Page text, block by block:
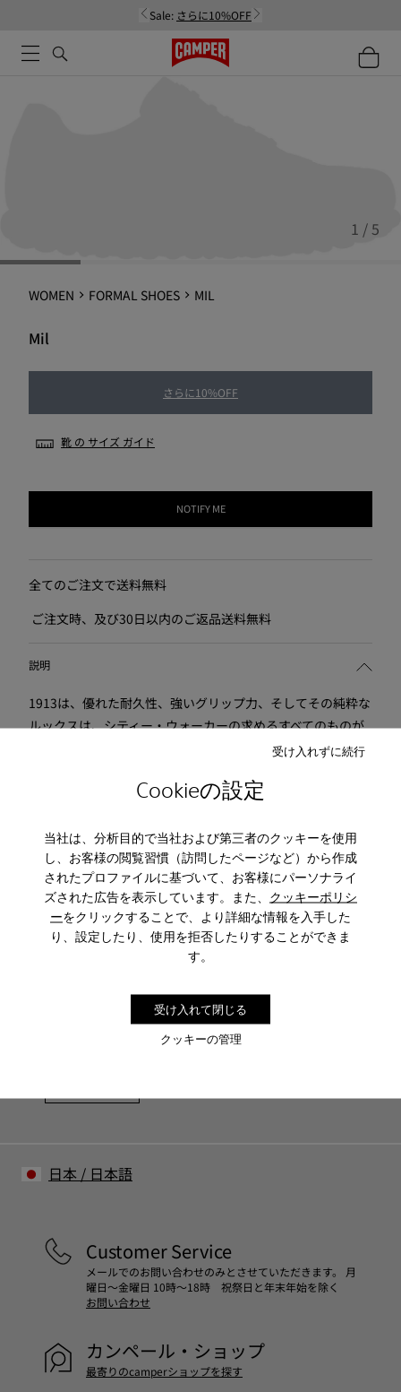
Cookieの設定
当社は、分析目的で当社および第三者のクッキーを使用
し、お客様の閲覧習慣（訪問したページなど）から作成
されたプロファイルに基づいて、お客様にパーソナライ
ズされた広告を表示しています。また、 クッキーポリシ
ーをクリックすることで、より詳細な情報を入手した
り、設定したり、使用を拒否したりすることができま
す。
クッキーの管理
受け入れずに続行
受け入れて閉じる
Sale: さらに10%OFF
1 / 5
WOMEN FORMAL SHOES MIL
Mil
さらに10%OFF
靴 の サイズ ガイド
NOTIFY ME
全てのご注文で送料無料
ご注文時、及び30日以内のご返品送料無料
説明
1913は、優れた耐久性、強いグリップ力、そしてその純粋な
ルックスは、シティー・ウォーカーの求めるすべてのものが
詰まっています。滑りにくいアウトソール。スムースレザ
レザーのライニングのインソール: より快適
ラバーアウトソール: 優れたグリップ力
ライニング: 豚革 80% - ポリエステル 20%
お 手入れ
当社の靴は厳選された高級素材から作られています。適切な
靴ケア製品を使用することで靴を保護し、より長持ちさせる
靴のお手入れ方法の詳細については靴ケア ガイド
Sale: さらに10%OFF
コミュニティに参加すると、割引、早期アクセス、イベント招待
など、会員限定特典をお楽しみいただけます。
Customer Service
メールでのお問い合わせのみとさせていただきます。 月
曜日～金曜日 10時～18時 祝祭日と年末年始を除く
お問い合わせ
カンペール・ショップ
最寄りのcamperショップを探す
日本 / 日本語